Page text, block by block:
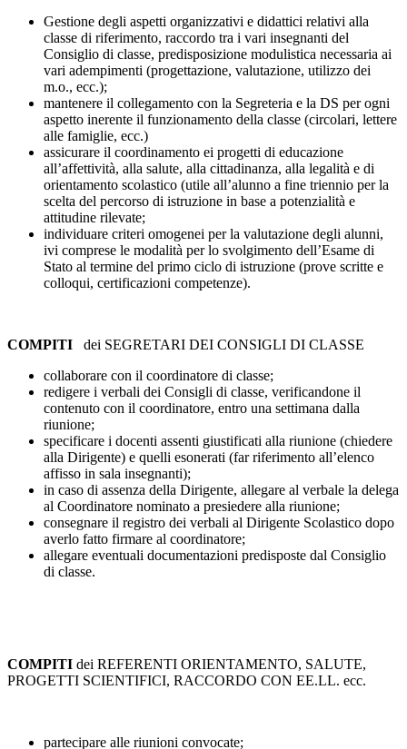
Gestione degli aspetti organizzativi e didattici relativi alla
classe di riferimento, raccordo tra i vari insegnanti del
Consiglio di classe, predisposizione modulistica necessaria ai
vari adempimenti (progettazione, valutazione, utilizzo dei
m.o., ecc.);
mantenere il collegamento con la Segreteria e la DS per ogni
aspetto inerente il funzionamento della classe (circolari, lettere
alle famiglie, ecc.)
assicurare il coordinamento ei progetti di educazione
all’affettività, alla salute, alla cittadinanza, alla legalità e di
orientamento scolastico (utile all’alunno a fine triennio per la
scelta del percorso di istruzione in base a potenzialità e
attitudine rilevate;
individuare criteri omogenei per la valutazione degli alunni,
ivi comprese le modalità per lo svolgimento dell’Esame di
Stato al termine del primo ciclo di istruzione (prove scritte e
colloqui, certificazioni competenze).
COMPITI dei SEGRETARI DEI CONSIGLI DI CLASSE
collaborare con il coordinatore di classe;
redigere i verbali dei Consigli di classe, verificandone il
contenuto con il coordinatore, entro una settimana dalla
riunione;
specificare i docenti assenti giustificati alla riunione (chiedere
alla Dirigente) e quelli esonerati (far riferimento all’elenco
affisso in sala insegnanti);
in caso di assenza della Dirigente, allegare al verbale la delega
al Coordinatore nominato a presiedere alla riunione;
consegnare il registro dei verbali al Dirigente Scolastico dopo
averlo fatto firmare al coordinatore;
allegare eventuali documentazioni predisposte dal Consiglio
di classe.
COMPITI dei REFERENTI ORIENTAMENTO, SALUTE,
PROGETTI SCIENTIFICI, RACCORDO CON EE.LL. ecc.
partecipare alle riunioni convocate;